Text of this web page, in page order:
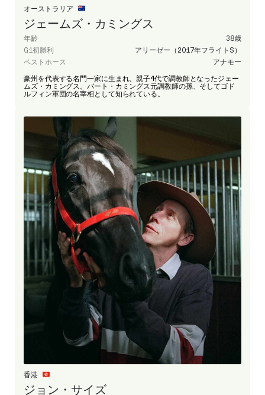
ジェームズ・カミングス
オーストラリア
年齡
38歳
G1初勝利
アリーゼー（2017年フライトS）
ベストホース
アナモー
豪州を代表する名門一家に生まれ、親子4代で調教師となったジェー
ムズ・カミングス。バート・カミングス元調教師の孫、そしてゴド
ルフィン軍団の名宰相として知られている。
ジョン・サイズ
香港